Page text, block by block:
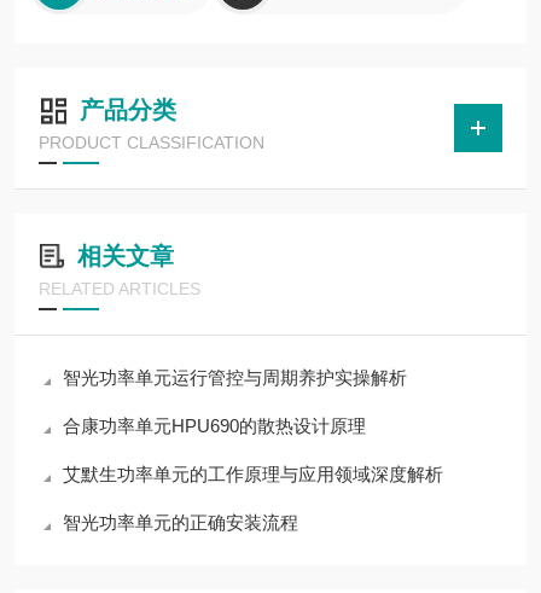
产品分类
PRODUCT CLASSIFICATION
相关文章
RELATED ARTICLES
智光功率单元运行管控与周期养护实操解析
合康功率单元HPU690的散热设计原理
艾默生功率单元的工作原理与应用领域深度解析
智光功率单元的正确安装流程